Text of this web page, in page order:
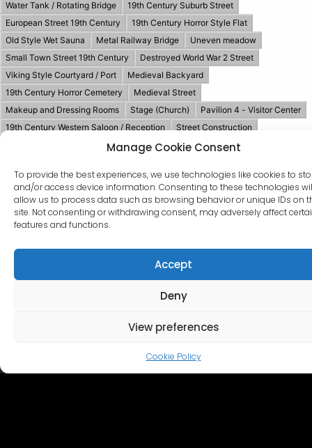
Manage Cookie Consent
To provide the best experiences, we use technologies like cookies to
and/or access device information. Consenting to these technologies
allow us to process data such as browsing behavior or unique IDs on
site. Not consenting or withdrawing consent, may adversely affect
features and functions.
Accept
Deny
View preferences
Cookie Policy
ДРУГИЕ НАБОРЫ